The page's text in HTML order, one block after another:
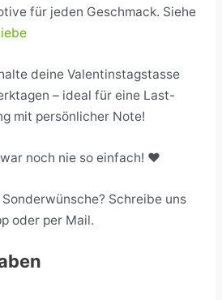
für jeden Geschmack. Siehe
deine Valentinstagstasse
– ideal für eine Last-
mit persönlicher Note!
noch nie so einfach! ❤️
Schreibe uns
oder per Mail.